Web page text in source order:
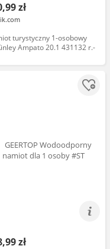
zł
turystyczny 1-osobowy
Ampato 20.1 431132 r.-
zł